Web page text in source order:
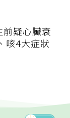
疑心臟衰
咳4大症狀